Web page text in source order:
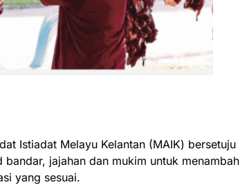
Istiadat Melayu Kelantan (MAIK) bersetuju
jajahan dan mukim untuk menambah
yang sesuai.